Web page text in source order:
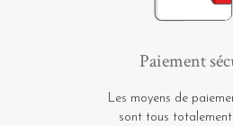
Paiement
Les moyens de
sont tous totalement